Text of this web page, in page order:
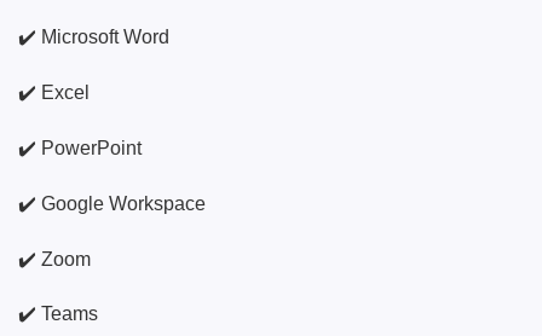
✔️ Microsoft Word
✔️ Excel
✔️ PowerPoint
✔️ Google Workspace
✔️ Zoom
✔️ Teams